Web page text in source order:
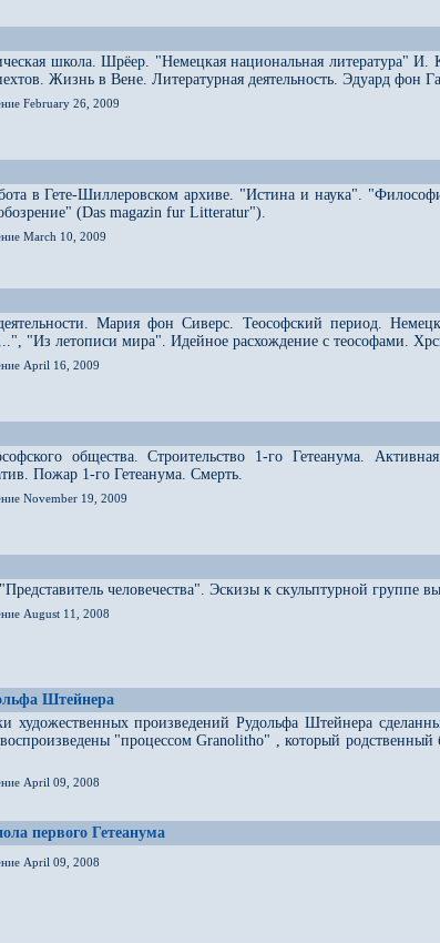
школа. Шрёер. "Немецкая национальная литература" И.
Жизнь в Вене. Литературная деятельность. Эдуард фон
February 26, 2009
в Гете-Шиллеровском архиве. "Истина и наука".
(Das magazin fur Litteratur").
March 10, 2009
Мария фон Сиверс. Теософский период.
"Из летописи мира". Идейное расхождение с теософами.
April 16, 2009
общества. Строительство 1-го Гетеанума.
Пожар 1-го Гетеанума. Смерть.
November 19, 2009
человечества". Эскизы к скульптурной
August 11, 2008
Штейнера
художественных произведений Рудольфа Штейнера
"процессом Granolitho" , который
April 09, 2008
первого Гетеанума
April 09, 2008